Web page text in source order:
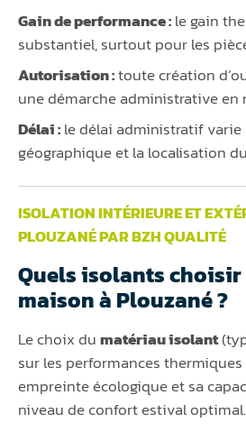
Gain de performance :le gain
substantiel, surtout pour les
Autorisation :toute création
une démarche administrative en
Délai :le délai administratif varie
géographique et la localisation
ISOLATION INTÉRIEURE ET
PLOUZANÉ PAR BZH QUALITÉ
Quels isolants
maison à Plouzané ?
Le choix dumatériau isolant
sur les performances
empreinte écologique et sa
niveau de confort estival optimal.